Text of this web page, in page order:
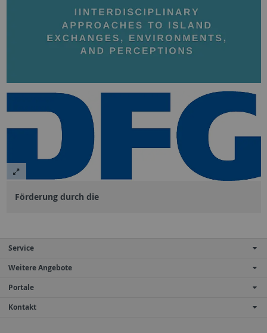
Förderung durch die
Service
Weitere Angebote
Portale
Kontakt